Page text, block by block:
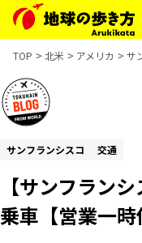
TOP 北米 アメリカ サ
サンフランシスコ 交通
【サンフラン
乗車【営業一時